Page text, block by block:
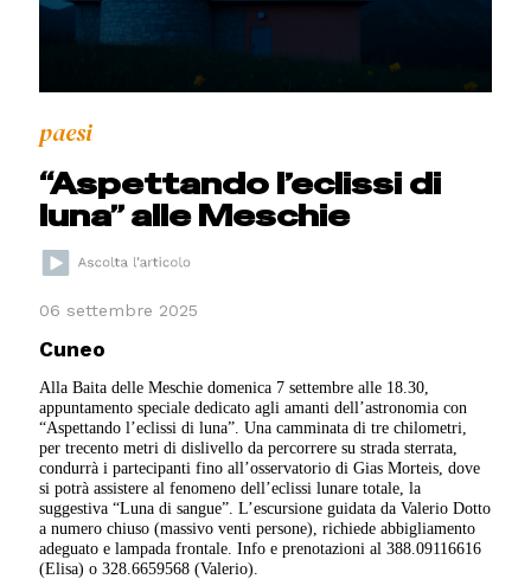
paesi
“Aspettando l’eclissi di
luna” alle Meschie
06 settembre 2025
Cuneo
Alla Baita delle Meschie domenica 7 settembre alle 18.30,
appuntamento speciale dedicato agli amanti dell’astronomia con
“Aspettando l’eclissi di luna”. Una camminata di tre chilometri,
per trecento metri di dislivello da percorrere su strada sterrata,
condurrà i partecipanti fino all’osservatorio di Gias Morteis, dove
si potrà assistere al fenomeno dell’eclissi lunare totale, la
suggestiva “Luna di sangue”. L’escursione guidata da Valerio Dotto
a numero chiuso (massivo venti persone), richiede abbigliamento
adeguato e lampada frontale. Info e prenotazioni al 388.09116616
(Elisa) o 328.6659568 (Valerio).